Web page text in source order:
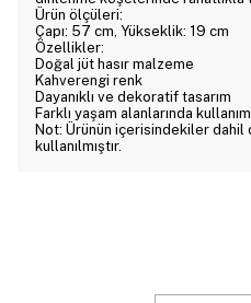
Ürün ölçüleri:
Çapı: 57 cm, Yükseklik: 19 cm
Özellikler:
Doğal jüt hasır malzeme
Kahverengi renk
Dayanıklı ve dekoratif tasarım
Farklı yaşam alanlarında
Not: Ürünün içerisindekiler dahil
kullanılmıştır.